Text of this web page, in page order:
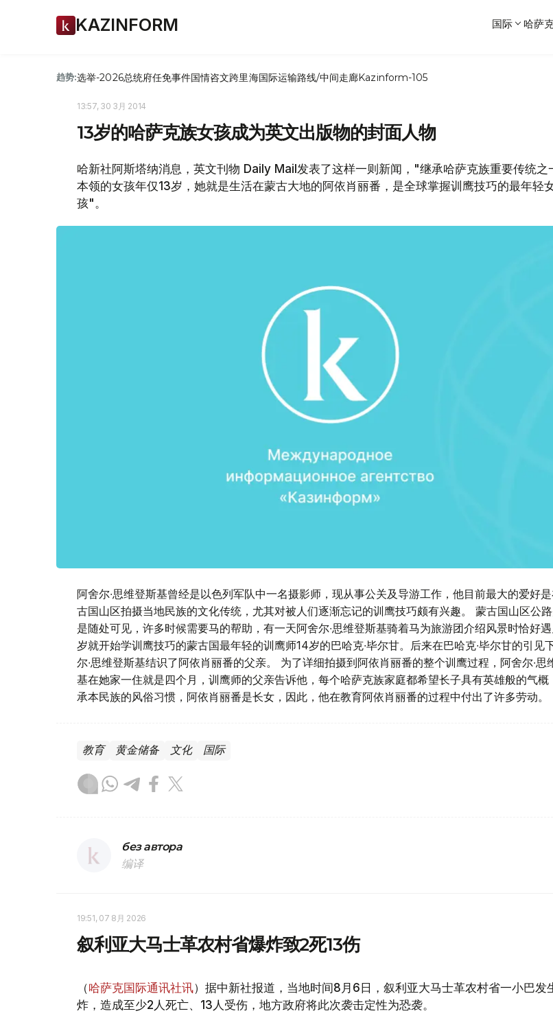
KAZINFORM 国际 哈萨
趋势:选举-2026总统府任免事件国情咨文跨里海国际运输路线/中间走廊Kazinform-105
13:57, 30 3月 2014
13岁的哈萨克族女孩成为英文出版物的封面人物
哈新社阿斯塔纳消息，英文刊物 Daily Mail发表了这样一则新闻，"继承哈萨克族重要传统之
本领的女孩年仅13岁，她就是生活在蒙古大地的阿依肖丽番，是全球掌握训鹰技巧的最年轻
孩"。
阿舍尔∙思维登斯基曾经是以色列军队中一名摄影师，现从事公关及导游工作，他目前最大的爱好
古国山区拍摄当地民族的文化传统，尤其对被人们逐渐忘记的训鹰技巧颇有兴趣。 蒙古国山区公
是随处可见，许多时候需要马的帮助，有一天阿舍尔∙思维登斯基骑着马为旅游团介绍风景时恰好
岁就开始学训鹰技巧的蒙古国最年轻的训鹰师14岁的巴哈克∙毕尔甘。后来在巴哈克∙毕尔甘的引见
尔∙思维登斯基结识了阿依肖丽番的父亲。 为了详细拍摄到阿依肖丽番的整个训鹰过程，阿舍尔∙思
基在她家一住就是四个月，训鹰师的父亲告诉他，每个哈萨克族家庭都希望长子具有英雄般的气概
承本民族的风俗习惯，阿依肖丽番是长女，因此，他在教育阿依肖丽番的过程中付出了许多劳动。
教育 黄金储备 文化 国际
без автора
编译
19:51, 07 8月 2026
叙利亚大马士革农村省爆炸致2死13伤
（哈萨克国际通讯社讯）据中新社报道，当地时间8月6日，叙利亚大马士革农村省一小巴发
炸，造成至少2人死亡、13人受伤，地方政府将此次袭击定性为恐袭。